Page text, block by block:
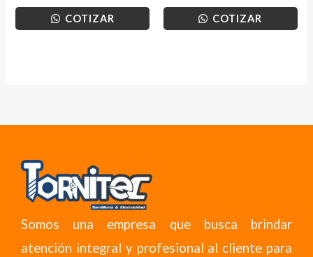
COTIZAR COTIZAR
Somos una empresa que busca brindar
atención integral y profesional al cliente para